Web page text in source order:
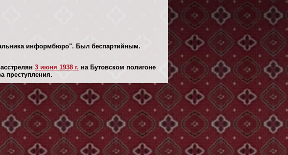
информбюро". Был беспартийным.
3 июня 1938 г. на Бутовском полигоне
преступления.